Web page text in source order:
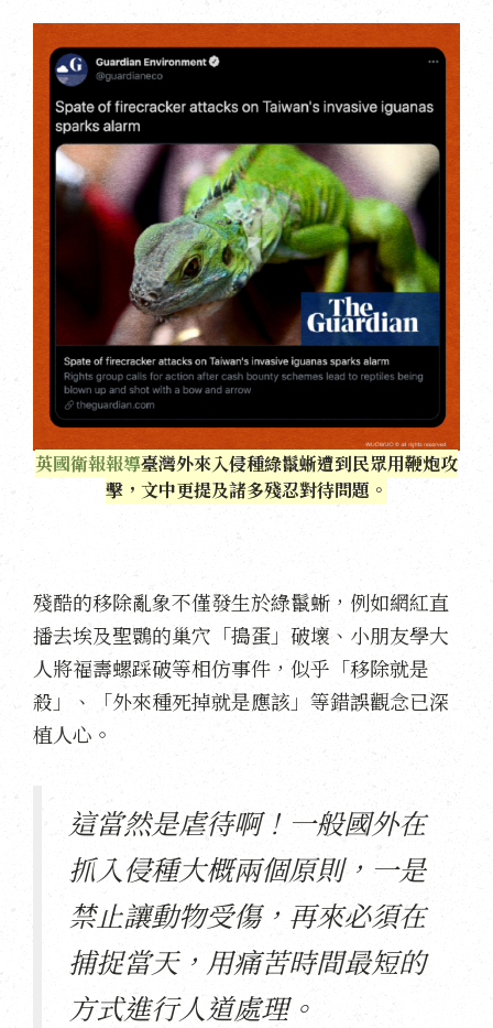
英國衛報報導臺灣外來入侵種綠鬣蜥遭到民眾用鞭炮攻
擊，文中更提及諸多殘忍對待問題。
殘酷的移除亂象不僅發生於綠鬣蜥，例如網紅直
播去埃及聖䴉的巢穴「搗蛋」破壞、小朋友學大
人將福壽螺踩破等相仿事件，似乎「移除就是
殺」、「外來種死掉就是應該」等錯誤觀念已深
植人心。
這當然是虐待啊！一般國外在
抓入侵種大概兩個原則，一是
禁止讓動物受傷，再來必須在
捕捉當天，用痛苦時間最短的
方式進行人道處理。